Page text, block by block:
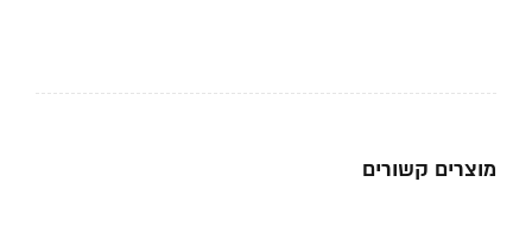
מוצרים קשורים